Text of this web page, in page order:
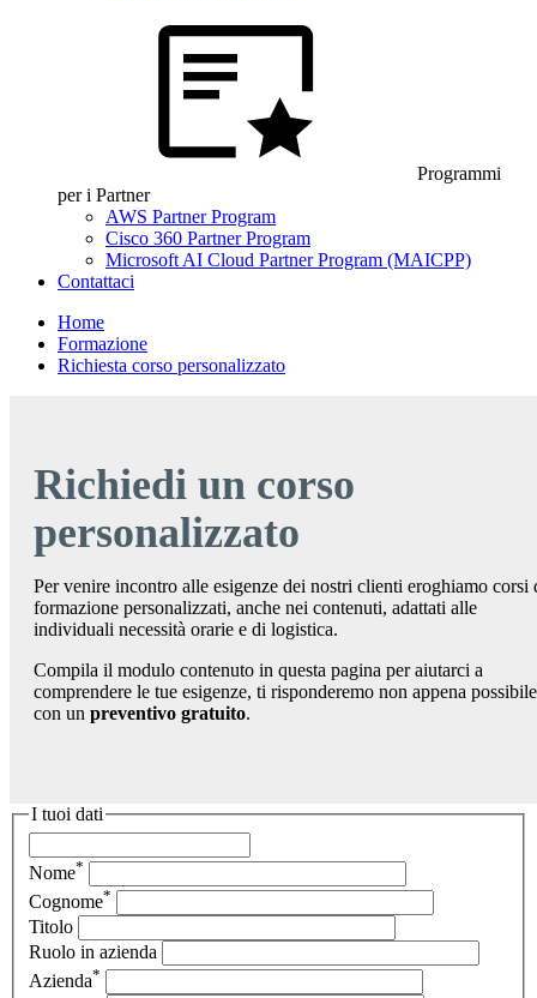
Programmi
per i Partner
AWS Partner Program
Cisco 360 Partner Program
Microsoft AI Cloud Partner Program (MAICPP)
Contattaci
Home
Formazione
Richiesta corso personalizzato
Richiedi un corso
personalizzato
Per venire incontro alle esigenze dei nostri clienti eroghiamo corsi
formazione personalizzati, anche nei contenuti, adattati alle
individuali necessità orarie e di logistica.
Compila il modulo contenuto in questa pagina per aiutarci a
comprendere le tue esigenze, ti risponderemo non appena possibile
con un preventivo gratuito.
I tuoi dati
Nome*
Cognome*
Titolo
Ruolo in azienda
Azienda*